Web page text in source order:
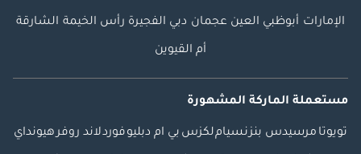
الإمارات أبوظبي العين عجمان دبي الفجيرة رأس الخيمة الشارقة
أم القيوين
مستعملة الماركة المشهورة
تويوتا مرسيدس بنزنسياملكزس بي ام دبليوفوردلاند روفرهيونداي